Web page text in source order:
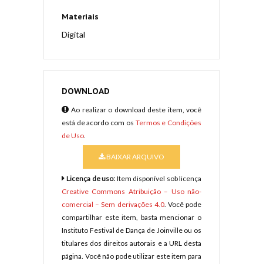
Materiais
Digital
DOWNLOAD
Ao realizar o download deste item, você
está de acordo com os Termos e Condições
de Uso.
BAIXAR ARQUIVO
Licença de uso: Item disponível sob licença
Creative Commons Atribuição – Uso não-
comercial – Sem derivações 4.0. Você pode
compartilhar este item, basta mencionar o
Instituto Festival de Dança de Joinville ou os
titulares dos direitos autorais e a URL desta
página. Você não pode utilizar este item para